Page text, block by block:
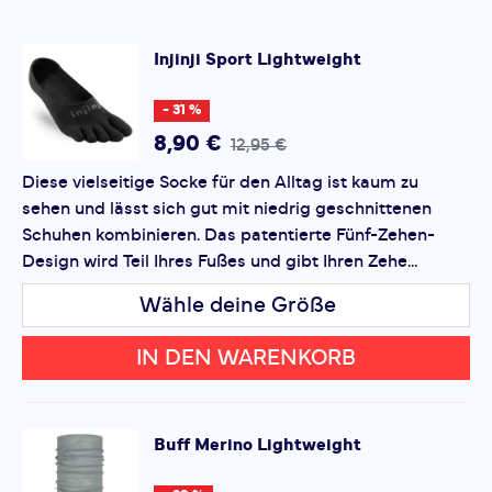
wir sie mit einer Silikonlasche an der Innenseite der
Ferse versehen, damit Ihre Socke den ganzen Tag lang
an Ort und Stelle bleibt.
Sport Lightweight
Deine Bewertung:
Produktbewertung
Vorname
Überschrift
Überschrift
Rezension
Pflichtfelder
Injinji Sport Lightweight
- 31 %
8,90 € 12,95 €
Diese vielseitige Socke für den Alltag ist kaum zu
sehen und lässt sich gut mit niedrig geschnittenen
Schuhen kombinieren. Das patentierte Fünf-Zehen-
Design wird Teil Ihres Fußes und gibt Ihren Zehe...
Wähle deine Größe
IN DEN WARENKORB
Buff Merino Lightweight